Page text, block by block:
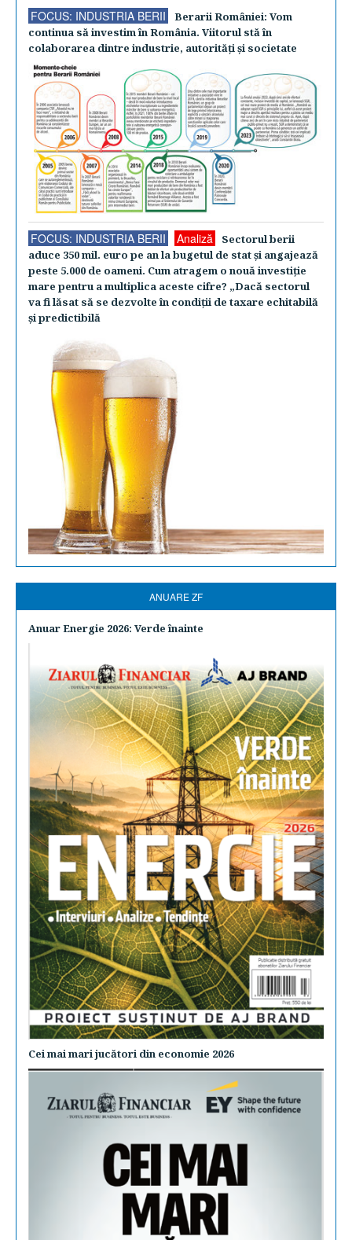
FOCUS: INDUSTRIA BERII
Berarii României: Vom
continua să investim în România. Viitorul stă în
colaborarea dintre industrie, autorităţi şi societate
FOCUS: INDUSTRIA BERII Analiză
Sectorul berii
aduce 350 mil. euro pe an la bugetul de stat şi angajează
peste 5.000 de oameni. Cum atragem o nouă investiţie
mare pentru a multiplica aceste cifre? „Dacă sectorul
va fi lăsat să se dezvolte în condiţii de taxare echitabilă
şi predictibilă
ANUARE ZF
Anuar Energie 2026: Verde înainte
Cei mai mari jucători din economie 2026